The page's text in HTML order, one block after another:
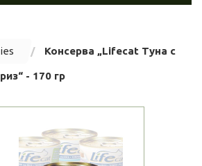
Консерва „Lifecat Туна с
- 170 гр